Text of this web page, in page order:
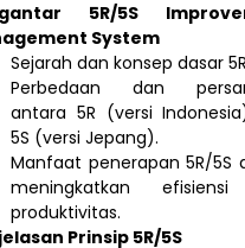
5R/5S
System
Sejarah dan konsep dasar
Perbedaan dan
antara 5R (versi
5S (versi Jepang).
Manfaat penerapan 5R/5S
meningkatkan
produktivitas.
Prinsip 5R/5S